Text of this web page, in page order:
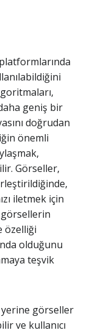
geniş bir
doğrudan
önemli
Görseller,
iletmek için
görsellerin
özelliği
olduğunu
teşvik
görseller
ve kullanıcı